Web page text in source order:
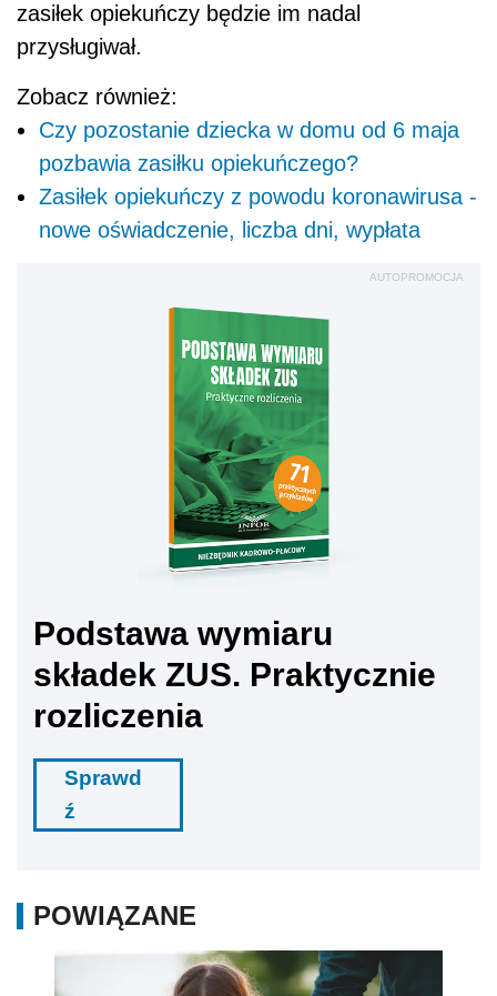
zasiłek opiekuńczy będzie im nadal
przysługiwał.
Zobacz również:
Czy pozostanie dziecka w domu od 6 maja
pozbawia zasiłku opiekuńczego?
Zasiłek opiekuńczy z powodu koronawirusa -
nowe oświadczenie, liczba dni, wypłata
AUTOPROMOCJA
Podstawa wymiaru
składek ZUS. Praktycznie
rozliczenia
Sprawd
ź
POWIĄZANE